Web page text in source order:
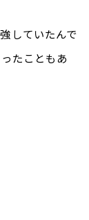
していたんで
たこともあ